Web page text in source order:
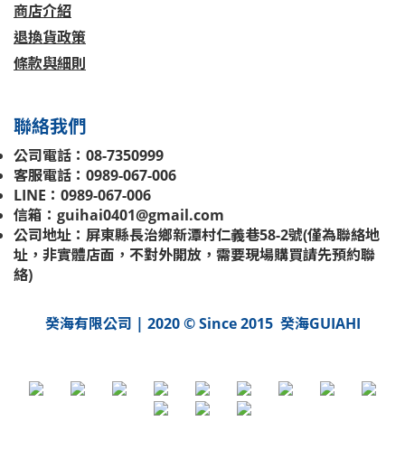
商店介紹
退換貨政策
條款與細則
聯絡我們
公司電話：08-7350999
客服電話：0989-067-006
LINE：0989-067-006
信箱：guihai0401@gmail.com
公司地址：屏東縣長治鄉新潭村仁義巷58-2號(僅為聯絡地
址，非實體店面，不對外開放，需要現場購買請先預約聯
絡)
癸海有限公司 | 2020 © Since 2015 癸海GUIAHI